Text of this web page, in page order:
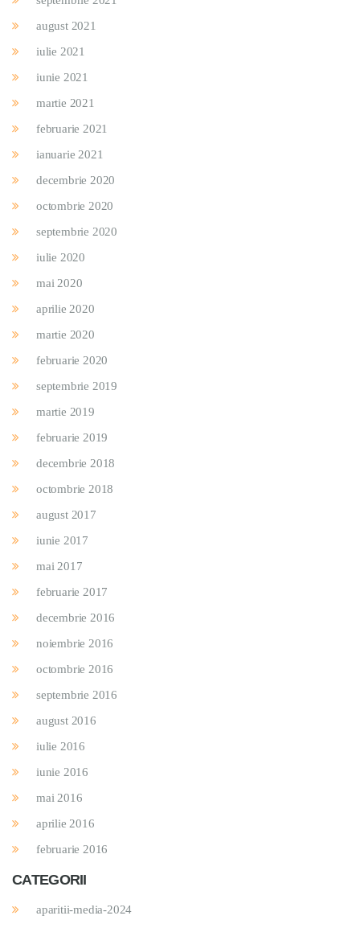
august 2021
iulie 2021
iunie 2021
martie 2021
februarie 2021
ianuarie 2021
decembrie 2020
octombrie 2020
septembrie 2020
iulie 2020
mai 2020
aprilie 2020
martie 2020
februarie 2020
septembrie 2019
martie 2019
februarie 2019
decembrie 2018
octombrie 2018
august 2017
iunie 2017
mai 2017
februarie 2017
decembrie 2016
noiembrie 2016
octombrie 2016
septembrie 2016
august 2016
iulie 2016
iunie 2016
mai 2016
aprilie 2016
februarie 2016
CATEGORII
aparitii-media-2024